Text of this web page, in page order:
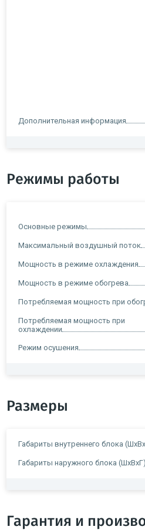
Дополнительная информация
Режимы работы
Основные режимы
Максимальный воздушный поток
Мощность в режиме охлаждения
Мощность в режиме обогрева
Потребляемая мощность при
Потребляемая мощность при
охлаждении
Режим осушения
Размеры
Габариты внутреннего блока
Габариты наружного блока (ШxВxГ)
Гарантия и